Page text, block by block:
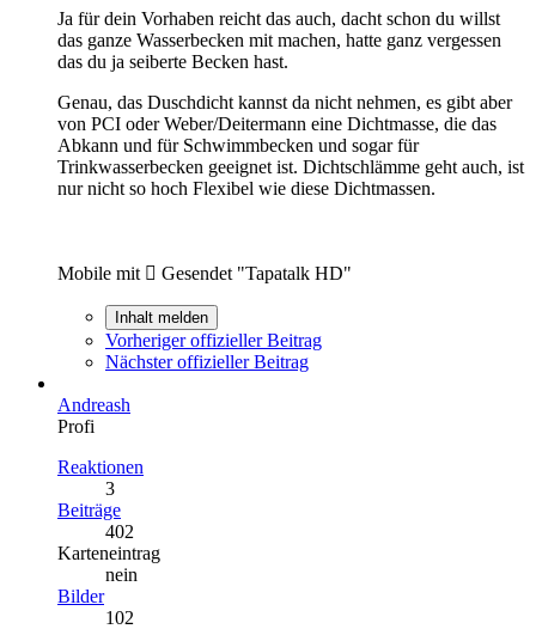
Ja für dein Vorhaben reicht das auch, dacht schon du willst
das ganze Wasserbecken mit machen, hatte ganz vergessen
das du ja seiberte Becken hast.
Genau, das Duschdicht kannst da nicht nehmen, es gibt aber
von PCI oder Weber/Deitermann eine Dichtmasse, die das
Abkann und für Schwimmbecken und sogar für
Trinkwasserbecken geeignet ist. Dichtschlämme geht auch, ist
nur nicht so hoch Flexibel wie diese Dichtmassen.
Mobile mit  Gesendet "Tapatalk HD"
Inhalt melden
Vorheriger offizieller Beitrag
Nächster offizieller Beitrag
Andreash
Profi
Reaktionen
3
Beiträge
402
Karteneintrag
nein
Bilder
102